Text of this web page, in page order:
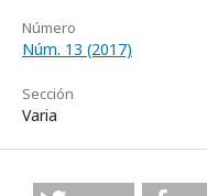
Número
Núm. 13 (2017)
Sección
Varia